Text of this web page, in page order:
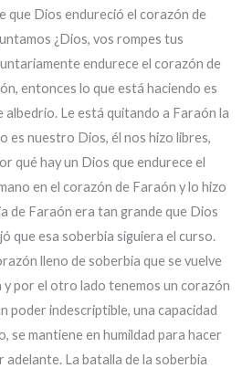
que Dios endureció el corazón de
¿Dios, vos rompes tus
endurece el corazón de
entonces lo que está haciendo es
albedrio. Le está quitando a Faraón la
es nuestro Dios, él nos hizo libres,
qué hay un Dios que endurece el
en el corazón de Faraón y lo hizo
de Faraón era tan grande que Dios
que esa soberbia siguiera el curso.
lleno de soberbia que se vuelve
y por el otro lado tenemos un corazón
poder indescriptible, una capacidad
se mantiene en humildad para hacer
adelante. La batalla de la soberbia